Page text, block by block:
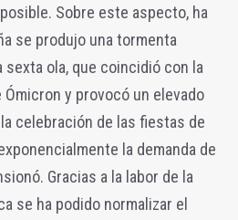
Sobre este aspecto, ha
se produjo una tormenta
sexta ola, que coincidió con la
y provocó un elevado
celebración de las fiestas de
la demanda de
Gracias a la labor de la
se ha podido normalizar el